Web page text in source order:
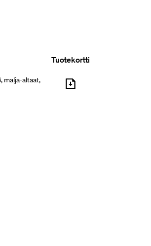
Tuotekortti
malja-altaat,